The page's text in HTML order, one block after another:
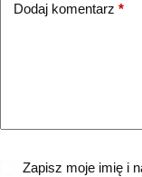
Dodaj komentarz *
Zapisz moje imię i